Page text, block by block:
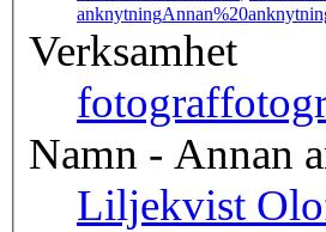
anknytning
Verksamhet
fotograf
Namn - Annan
Liljekvist